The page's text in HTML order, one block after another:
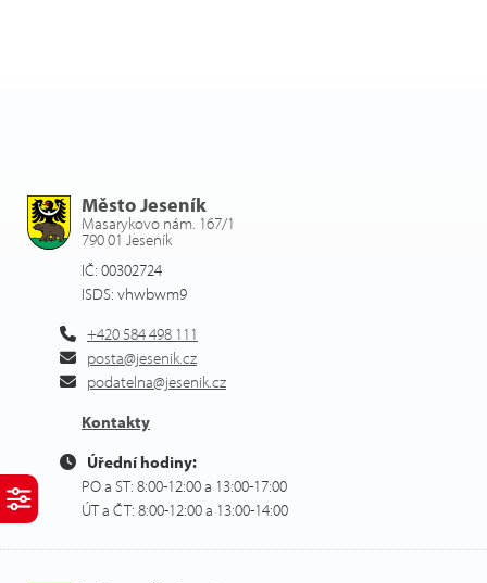
Město Jeseník
Masarykovo nám. 167/1
790 01 Jeseník
IČ: 00302724
ISDS: vhwbwm9
+420 584 498 111
posta@jesenik.cz
podatelna@jesenik.cz
Kontakty
Úřední hodiny:
PO a ST: 8:00-12:00 a 13:00-17:00
ÚT a ČT: 8:00-12:00 a 13:00-14:00